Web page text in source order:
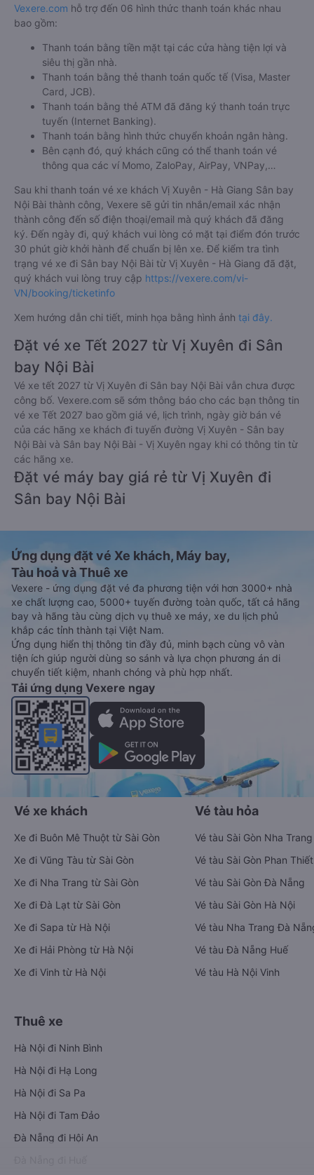
Vexere.com hỗ trợ đến 06 hình thức thanh toán khác nhau
bao gồm:
Thanh toán bằng tiền mặt tại các cửa hàng tiện lợi và
siêu thị gần nhà.
Thanh toán bằng thẻ thanh toán quốc tế (Visa, Master
Card, JCB).
Thanh toán bằng thẻ ATM đã đăng ký thanh toán trực
tuyến (Internet Banking).
Thanh toán bằng hình thức chuyển khoản ngân hàng.
Bên cạnh đó, quý khách cũng có thể thanh toán vé
thông qua các ví Momo, ZaloPay, AirPay, VNPay,…
Sau khi thanh toán vé xe khách Vị Xuyên - Hà Giang Sân bay
Nội Bài thành công, Vexere sẽ gửi tin nhắn/email xác nhận
thành công đến số điện thoại/email mà quý khách đã đăng
ký. Đến ngày đi, quý khách vui lòng có mặt tại điểm đón trước
30 phút giờ khởi hành để chuẩn bị lên xe. Để kiểm tra tình
trạng vé xe đi Sân bay Nội Bài từ Vị Xuyên - Hà Giang đã đặt,
quý khách vui lòng truy cập https://vexere.com/vi-
VN/booking/ticketinfo
Xem hướng dẫn chi tiết, minh họa bằng hình ảnh tại đây.
Đặt vé xe Tết 2027 từ Vị Xuyên đi Sân
bay Nội Bài
Vé xe tết 2027 từ Vị Xuyên đi Sân bay Nội Bài vẫn chưa được
công bố. Vexere.com sẽ sớm thông báo cho các bạn thông tin
vé xe Tết 2027 bao gồm giá vé, lịch trình, ngày giờ bán vé
của các hãng xe khách đi tuyến đường Vị Xuyên - Sân bay
Nội Bài và Sân bay Nội Bài - Vị Xuyên ngay khi có thông tin từ
các hãng xe.
Đặt vé máy bay giá rẻ từ Vị Xuyên đi
Sân bay Nội Bài
Ứng dụng đặt vé Xe khách, Máy bay,
Tàu hoả và Thuê xe
Vexere - ứng dụng đặt vé đa phương tiện với hơn 3000+ nhà
xe chất lượng cao, 5000+ tuyến đường toàn quốc, tất cả hãng
bay và hãng tàu cùng dịch vụ thuê xe máy, xe du lịch phủ
khắp các tỉnh thành tại Việt Nam.
Ứng dụng hiển thị thông tin đầy đủ, minh bạch cùng vô vàn
tiện ích giúp người dùng so sánh và lựa chọn phương án di
chuyển tiết kiệm, nhanh chóng và phù hợp nhất.
Tải ứng dụng Vexere ngay
Vé xe khách
Xe đi Buôn Mê Thuột từ Sài Gòn
Xe đi Vũng Tàu từ Sài Gòn
Xe đi Nha Trang từ Sài Gòn
Xe đi Đà Lạt từ Sài Gòn
Xe đi Sapa từ Hà Nội
Xe đi Hải Phòng từ Hà Nội
Xe đi Vinh từ Hà Nội
Vé tàu hỏa
Vé tàu Sài Gòn Nha Trang
Vé tàu Sài Gòn Phan Thiết
Vé tàu Sài Gòn Đà Nẵng
Vé tàu Sài Gòn Hà Nội
Vé tàu Nha Trang Đà
Vé tàu Đà Nẵng Huế
Vé tàu Hà Nội Vinh
Thuê xe
Hà Nội đi Ninh Bình
Hà Nội đi Hạ Long
Hà Nội đi Sa Pa
Hà Nội đi Tam Đảo
Đà Nẵng đi Hội An